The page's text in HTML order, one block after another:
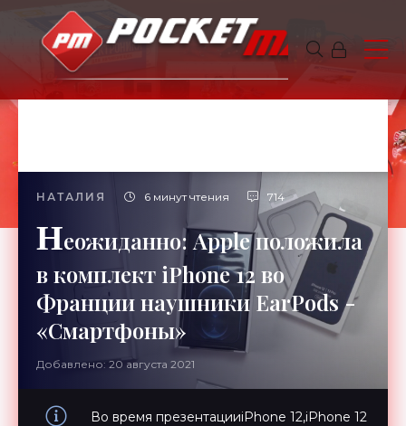
НАТАЛИЯ 6 минут чтения 714
Неожиданно: Apple положила
в комплект iPhone 12 во
Франции наушники EarPods -
«Смартфоны»
Добавлено: 20 августа 2021
Во время презентацииiPhone 12,iPhone 12